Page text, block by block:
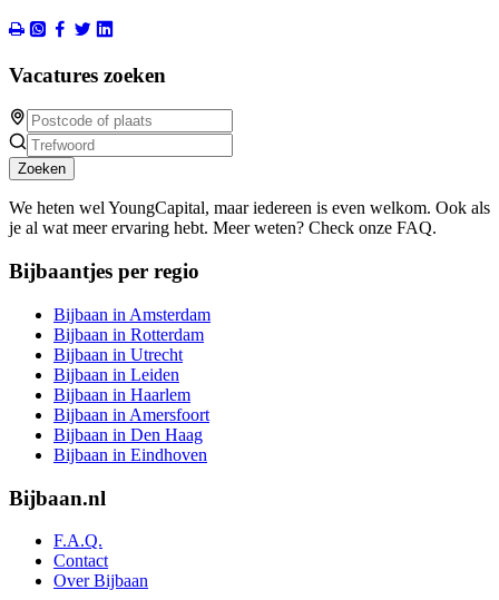
Vacatures zoeken
Zoeken
We heten wel YoungCapital, maar iedereen is even welkom. Ook als
je al wat meer ervaring hebt. Meer weten? Check onze FAQ.
Bijbaantjes per regio
Bijbaan in Amsterdam
Bijbaan in Rotterdam
Bijbaan in Utrecht
Bijbaan in Leiden
Bijbaan in Haarlem
Bijbaan in Amersfoort
Bijbaan in Den Haag
Bijbaan in Eindhoven
Bijbaan.nl
F.A.Q.
Contact
Over Bijbaan